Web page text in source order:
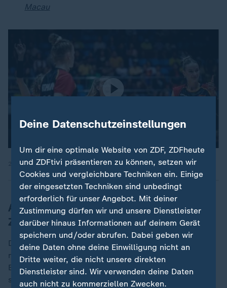
Macau
27.05.2026 | 0:25 min
Alle deutschen Vorrunden-Spiele im
ZDF-Livestream
Der aktuelle Tabellenplatz zehn würde jedoch knapp
nicht für die Qualifikation für das anschließende Final
Eight reichen. Am Freitag treffen die Deutschen in der
serbischen Hauptstadt auf die Niederlande mit dem
Deine Datenschutzeinstellungen
Um dir eine optimale Website von ZDF, ZDFheute
und ZDFtivi präsentieren zu können, setzen wir
Cookies und vergleichbare Techniken ein. Einige
der eingesetzten Techniken sind unbedingt
erforderlich für unser Angebot. Mit deiner
Zustimmung dürfen wir und unsere Dienstleister
darüber hinaus Informationen auf deinem Gerät
speichern und/oder abrufen. Dabei geben wir
deine Daten ohne deine Einwilligung nicht an
Dritte weiter, die nicht unsere direkten
Dienstleister sind. Wir verwenden deine Daten
auch nicht zu kommerziellen Zwecken.